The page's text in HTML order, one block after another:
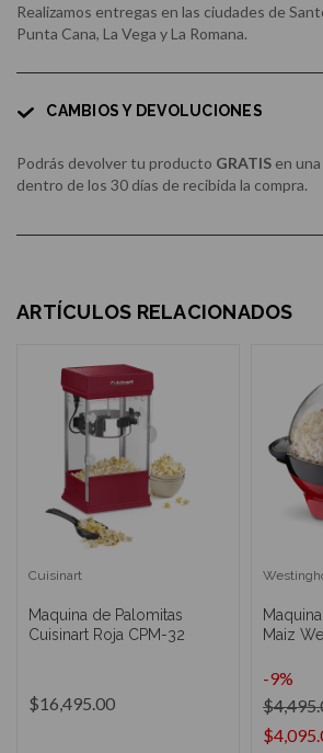
Realizamos entregas en las ciudades de
Punta Cana, La Vega y La Romana.
CAMBIOS Y DEVOLUCIONES
Podrás devolver tu producto GRATIS en
dentro de los 30 días de recibida la compra.
ARTÍCULOS RELACIONADOS
Cuisinart
Maquina de Palomitas
Cuisinart Roja CPM-32
$16,495.00
Maiz
-9%